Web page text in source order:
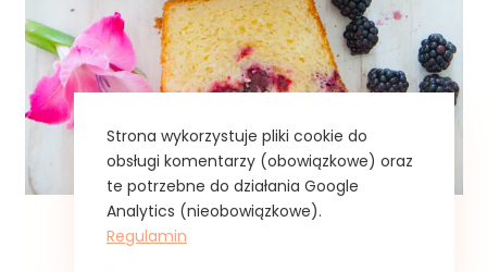
Ciasto drożdżowe z
Strona wykorzystuje pliki cookie do
obsługi komentarzy (obowiązkowe) oraz
te potrzebne do działania Google
Analytics (nieobowiązkowe).
Regulamin